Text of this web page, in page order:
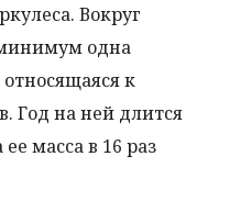
Вокруг
одна
относящаяся к
Год на ней длится
масса в 16 раз